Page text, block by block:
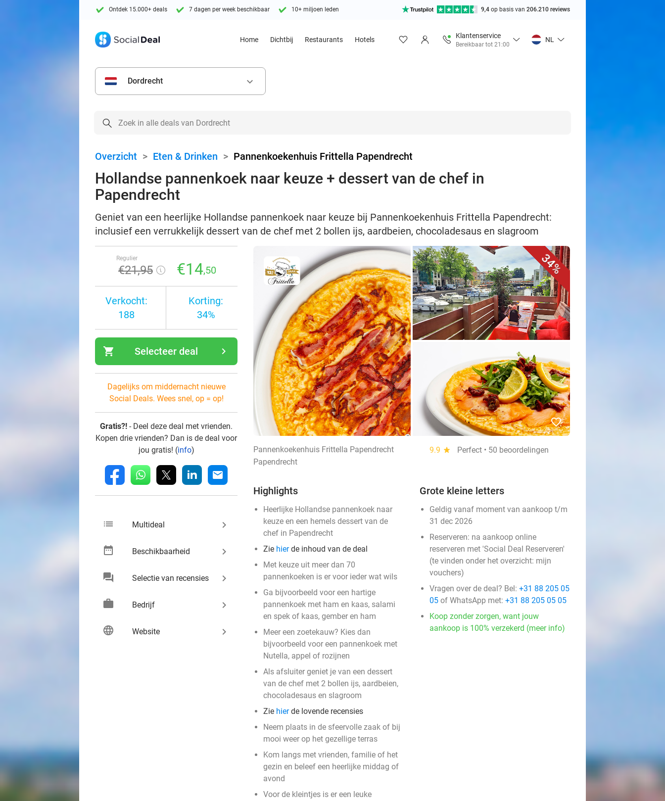
Ontdek 15.000+ deals 7 dagen per week beschikbaar 10+ miljoen leden 9,4 op basis van 206.210 reviews
Home Dichtbij Restaurants Hotels
Klantenservice
Bereikbaar tot 21:00
NL
Dordrecht keyboard_arrow_down
Overzicht > Eten & Drinken > Pannenkoekenhuis Frittella Papendrecht
Hollandse pannenkoek naar keuze + dessert van de chef in
Papendrecht
Geniet van een heerlijke Hollandse pannenkoek naar keuze bij Pannenkoekenhuis Frittella Papendrecht:
inclusief een verrukkelijk dessert van de chef met 2 bollen ijs, aardbeien, chocoladesaus en slagroom
Regulier
€21,95 €14,50
Verkocht:
188
Korting:
34%
shopping_cart navigate_next
Selecteer deal
Dagelijks om middernacht nieuwe
Social Deals. Wees snel, op = op!
Gratis?! - Deel deze deal met vrienden.
Kopen drie vrienden? Dan is de deal voor
jou gratis! (info)
fb whatsapp linkedin mail
list Multideal keyboard_arrow_right
date_range Beschikbaarheid keyboard_arrow_right
chat Selectie van recensies keyboard_arrow_right
work Bedrijf keyboard_arrow_right
language Website keyboard_arrow_right
34%
favorite_border
Pannenkoekenhuis Frittella Papendrecht 9.9 star
Perfect • 50 beoordelingen
Papendrecht
Highlights
Heerlijke Hollandse pannenkoek naar
keuze en een hemels dessert van de
chef in Papendrecht
Zie hierde inhoud van de deal
Met keuze uit meer dan 70
pannenkoeken is er voor ieder wat wils
Ga bijvoorbeeld voor een hartige
pannenkoek met ham en kaas, salami
en spek of kaas, gember en ham
Meer een zoetekauw? Kies dan
bijvoorbeeld voor een pannenkoek met
Nutella, appel of rozijnen
Als afsluiter geniet je van een dessert
van de chef met 2 bollen ijs, aardbeien,
chocoladesaus en slagroom
Zie hierde lovende recensies
Neem plaats in de sfeervolle zaak of bij
mooi weer op het gezellige terras
Kom langs met vrienden, familie of het
gezin en beleef een heerlijke middag of
avond
Voor de kleintjes is er een leuke
Grote kleine letters
Geldig vanaf moment van aankoop t/m
31 dec 2026
Reserveren: na aankoop online
reserveren met 'Social Deal Reserveren'
(te vinden onder het overzicht: mijn
vouchers)
Vragen over de deal? Bel: +31 88 205 05
05 of WhatsApp met: +31 88 205 05 05
Koop zonder zorgen, want jouw
aankoop is 100% verzekerd (meer info)